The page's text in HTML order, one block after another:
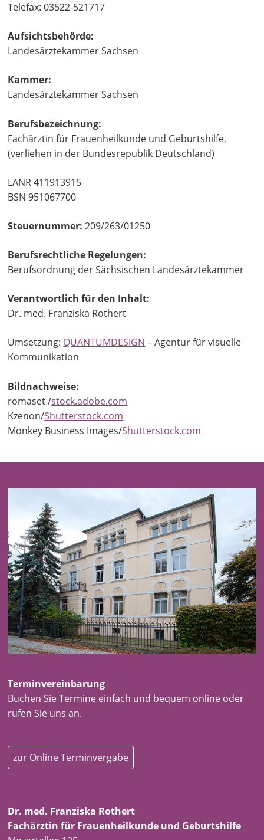
Telefax: 03522-521717
Aufsichtsbehörde:
Landesärztekammer Sachsen
Kammer:
Landesärztekammer Sachsen
Berufsbezeichnung:
Fachärztin für Frauenheilkunde und Geburtshilfe,
(verliehen in der Bundesrepublik Deutschland)
LANR 411913915
BSN 951067700
Steuernummer: 209/263/01250
Berufsrechtliche Regelungen:
Berufsordnung der Sächsischen Landesärztekammer
Verantwortlich für den Inhalt:
Dr. med. Franziska Rothert
Umsetzung: QUANTUMDESIGN – Agentur für visuelle
Kommunikation
Bildnachweise:
romaset /stock.adobe.com
Kzenon/Shutterstock.com
Monkey Business Images/Shutterstock.com
Terminvereinbarung
Buchen Sie Termine einfach und bequem online oder
rufen Sie uns an.
zur Online Terminvergabe
Dr. med. Franziska Rothert
Fachärztin für Frauenheilkunde und Geburtshilfe